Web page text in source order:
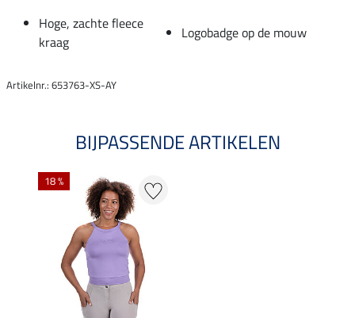
Hoge, zachte fleece
kraag
Logobadge op de mouw
Artikelnr.: 653763-XS-AY
BIJPASSENDE ARTIKELEN
18 %